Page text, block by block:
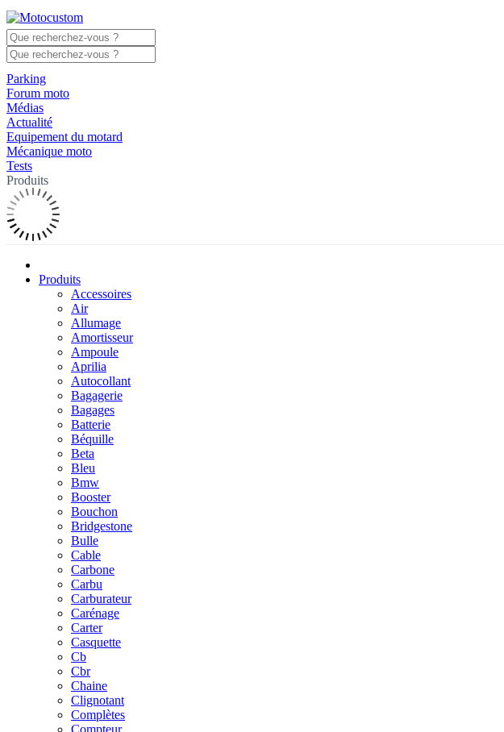
Parking
Forum moto
Médias
Actualité
Equipement du motard
Mécanique moto
Tests
Produits
Produits
Accessoires
Air
Allumage
Amortisseur
Ampoule
Aprilia
Autocollant
Bagagerie
Bagages
Batterie
Béquille
Beta
Bleu
Bmw
Booster
Bouchon
Bridgestone
Bulle
Cable
Carbone
Carbu
Carburateur
Carénage
Carter
Casquette
Cb
Cbr
Chaine
Clignotant
Complètes
Compteur